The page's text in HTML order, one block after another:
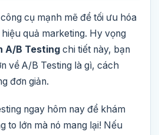
cụ mạnh mẽ để tối ưu hóa
quả marketing. Hy vọng
A/B Testing chi tiết này, bạn
về A/B Testing là gì, cách
đơn giản.
ngay hôm nay để khám
to lớn mà nó mang lại! Nếu